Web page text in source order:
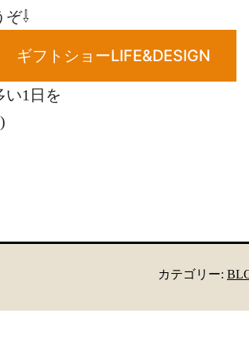
ぞ⇩
ギフトショーLIFE&DESIGN
い1日を
カテゴリー: